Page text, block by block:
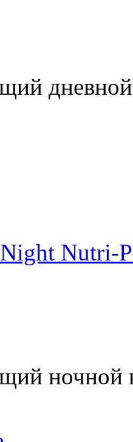
Nutri-
ночной